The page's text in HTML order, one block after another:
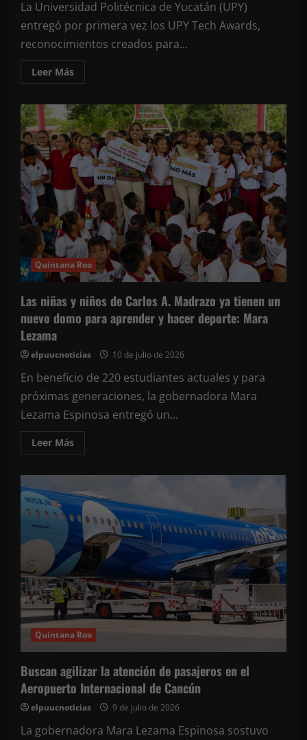
La Universidad Politécnica de Yucatán (UPY)
entregó por primera vez los UPY Tech Awards,
reconocimientos creados para...
Leer MásLeer
más
UPY
reconoce
talento
tecnológico
con
primera
edición
de
los
Tech
Awards
Quintana Roo
Las niñas y niños de Carlos A. Madrazo ya tienen un
nuevo domo para aprender y hacer deporte: Mara
Lezama
elpuucnoticias 10 de julio de 2026
En beneficio de 220 estudiantes actuales y para
próximas generaciones, la gobernadora Mara
Lezama Espinosa entregó un...
Leer MásLeer
más
niñas
y
niños
de
Carlos
A.
Madrazo
ya
tienen
un
nuevo
domo
para
aprender
y
hacer
deporte:
Mara
Quintana Roo
Buscan agilizar la atención de pasajeros en el
Aeropuerto Internacional de Cancún
elpuucnoticias 9 de julio de 2026
La gobernadora Mara Lezama Espinosa sostuvo